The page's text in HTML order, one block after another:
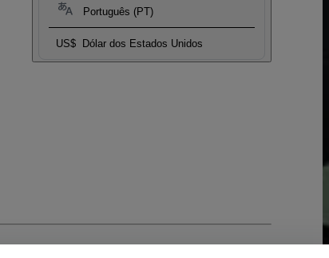
Português (PT)
US$ Dólar dos Estados Unidos